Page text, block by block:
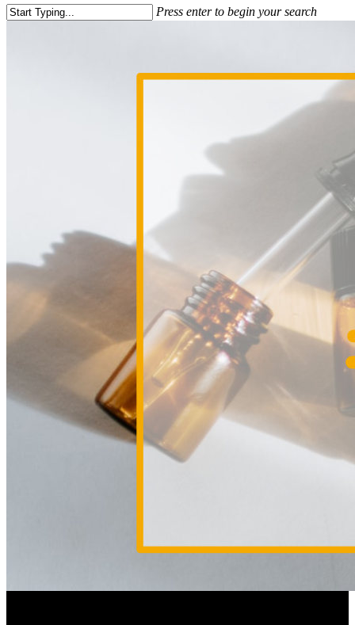
Press enter to begin your search